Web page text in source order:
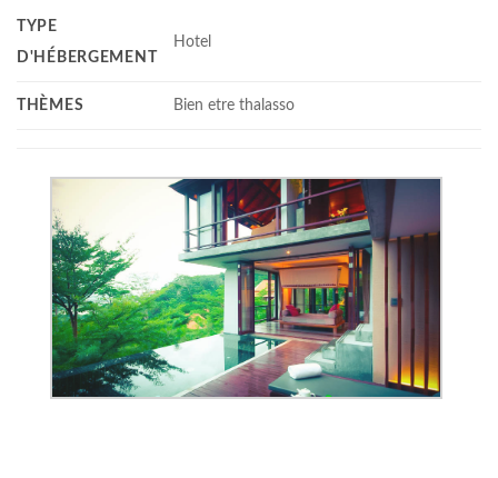
TYPE
D'HÉBERGEMENT
Hotel
THÈMES Bien etre thalasso